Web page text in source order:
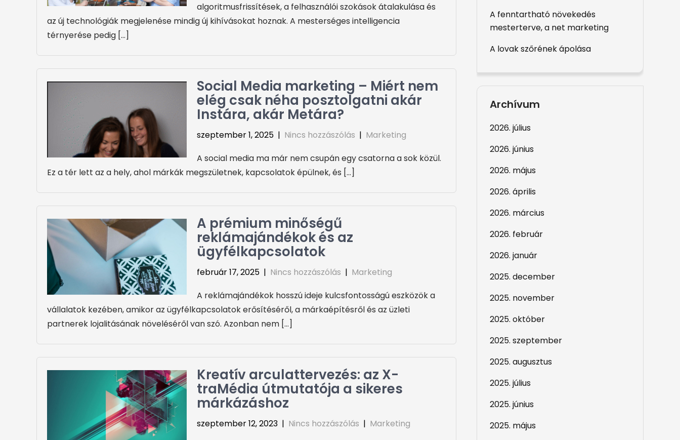
algoritmusfrissítések, a felhasználói szokások átalakulása és
az új technológiák megjelenése mindig új kihívásokat hoznak. A mesterséges intelligencia
térnyerése pedig […]
Social Media marketing – Miért nem
elég csak néha posztolgatni akár
Instára, akár Metára?
szeptember 1, 2025 | Nincs hozzászólás | Marketing
A social media ma már nem csupán egy csatorna a sok közül.
Ez a tér lett az a hely, ahol márkák megszületnek, kapcsolatok épülnek, és […]
A prémium minőségű
reklámajándékok és az
ügyfélkapcsolatok
február 17, 2025 | Nincs hozzászólás | Marketing
A reklámajándékok hosszú ideje kulcsfontosságú eszközök a
vállalatok kezében, amikor az ügyfélkapcsolatok erősítéséről, a márkaépítésről és az üzleti
partnerek lojalitásának növeléséről van szó. Azonban nem […]
Kreatív arculattervezés: az X-
traMédia útmutatója a sikeres
márkázáshoz
szeptember 12, 2023 | Nincs hozzászólás | Marketing
A fenntartható növekedés
mesterterve, a net marketing
A lovak szőrének ápolása
Archívum
2026. július
2026. június
2026. május
2026. április
2026. március
2026. február
2026. január
2025. december
2025. november
2025. október
2025. szeptember
2025. augusztus
2025. július
2025. június
2025. május